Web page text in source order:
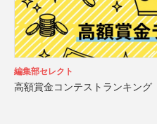
編集部セレクト
高額賞金コンテストランキング